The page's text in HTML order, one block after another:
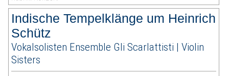
Indische Tempelklänge um Heinrich
Schütz
Vokalsolisten Ensemble Gli Scarlattisti | Violin
Sisters